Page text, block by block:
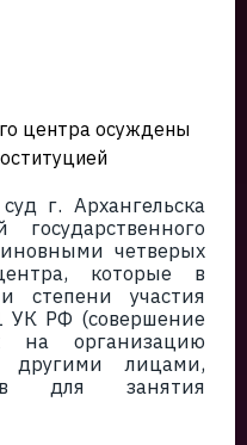
центра осуждены
г. Архангельска
четверых
которые в
степени участия
УК РФ (совершение
на организацию
другими лицами,
для занятия